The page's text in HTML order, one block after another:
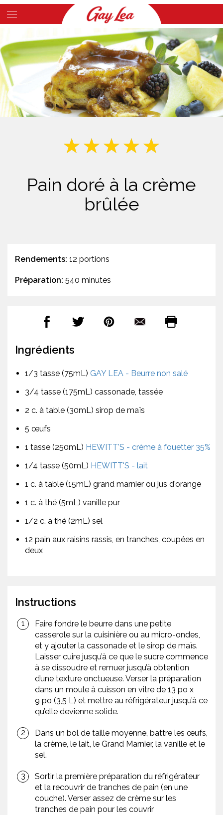
Skip
to
content
Content
Pain doré à la crème
brûlée
Rendements: 12 portions
Préparation: 540 minutes
Ingrédients
1/3 tasse (75mL) GAY LEA - Beurre non salé
3/4 tasse (175mL) cassonade, tassée
2 c. à table (30mL) sirop de maïs
5 œufs
1 tasse (250mL) HEWITT'S - crème à fouetter 35%
1/4 tasse (50mL) HEWITT'S - lait
1 c. à table (15mL) grand marnier ou jus d'orange
1 c. à thé (5mL) vanille pur
1/2 c. à thé (2mL) sel
12 pain aux raisins rassis, en tranches, coupées en
deux
Instructions
Faire fondre le beurre dans une petite
casserole sur la cuisinière ou au micro-ondes,
et y ajouter la cassonade et le sirop de maïs.
Laisser cuire jusqu’à ce que le sucre commence
à se dissoudre et remuer jusqu’à obtention
d’une texture onctueuse. Verser la préparation
dans un moule à cuisson en vitre de 13 po x
9 po (3,5 L) et mettre au réfrigérateur jusqu’à ce
qu’elle devienne solide.
Dans un bol de taille moyenne, battre les œufs,
la crème, le lait, le Grand Marnier, la vanille et le
sel.
Sortir la première préparation du réfrigérateur
et la recouvrir de tranches de pain (en une
couche). Verser assez de crème sur les
tranches de pain pour les couvrir